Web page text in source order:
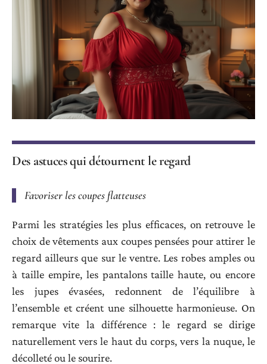
Des astuces qui détournent le regard
Favoriser les coupes flatteuses
Parmi les stratégies les plus efficaces, on retrouve le
choix de vêtements aux coupes pensées pour attirer le
regard ailleurs que sur le ventre. Les robes amples ou
à taille empire, les pantalons taille haute, ou encore
les jupes évasées, redonnent de l’équilibre à
l’ensemble et créent une silhouette harmonieuse. On
remarque vite la différence : le regard se dirige
naturellement vers le haut du corps, vers la nuque, le
décolleté ou le sourire.